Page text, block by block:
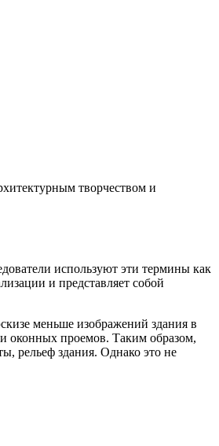
творчеством и
используют эти термины как
и представляет собой
меньше изображений здания в
оконных проемов. Таким образом,
рельеф здания. Однако это не